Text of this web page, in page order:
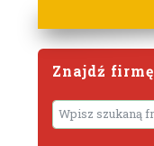
Znajdź firmę